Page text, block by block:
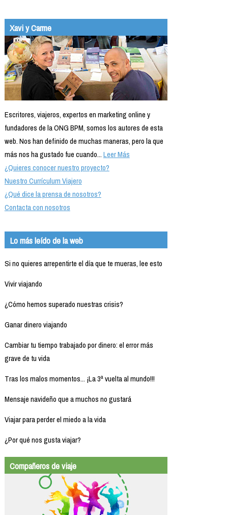
Xavi y Carme
Escritores, viajeros, expertos en marketing online y
fundadores de la ONG BPM, somos los autores de esta
web. Nos han definido de muchas maneras, pero la que
más nos ha gustado fue cuando...Leer Más
¿Quieres conocer nuestro proyecto?
Nuestro Currículum Viajero
¿Qué dice la prensa de nosotros?
Contacta con nosotros
Lo más leído de la web
Si no quieres arrepentirte el día que te mueras, lee esto
Vivir viajando
¿Cómo hemos superado nuestras crisis?
Ganar dinero viajando
Cambiar tu tiempo trabajado por dinero: el error más
grave de tu vida
Tras los malos momentos... ¡La 3ª vuelta al mundo!!!
Mensaje navideño que a muchos no gustará
Viajar para perder el miedo a la vida
¿Por qué nos gusta viajar?
Compañeros de viaje